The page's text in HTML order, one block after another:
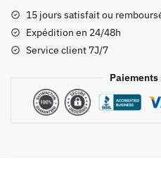
Zenitsu
Agatsuma
15 jours satisfait ou
Expédition en 24/48h
Service client 7J/7